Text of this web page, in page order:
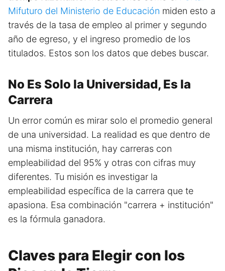
Mifuturo del Ministerio de Educación miden esto a
través de la tasa de empleo al primer y segundo
año de egreso, y el ingreso promedio de los
titulados. Estos son los datos que debes buscar.
No Es Solo la Universidad, Es la
Carrera
Un error común es mirar solo el promedio general
de una universidad. La realidad es que dentro de
una misma institución, hay carreras con
empleabilidad del 95% y otras con cifras muy
diferentes. Tu misión es investigar la
empleabilidad específica de la carrera que te
apasiona. Esa combinación "carrera + institución"
es la fórmula ganadora.
Claves para Elegir con los